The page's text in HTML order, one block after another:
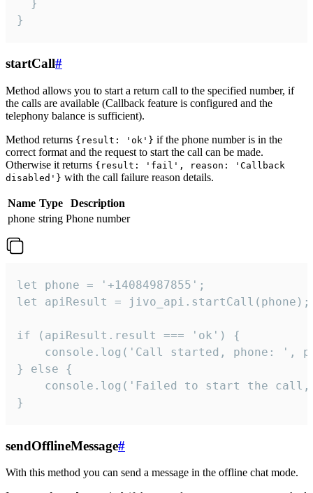
  }
}
startCall#
Method allows you to start a return call to the specified number, if
the calls are available (Callback feature is configured and the
telephony balance is sufficient).
Method returns {result: 'ok'} if the phone number is in the
correct format and the request to start the call can be made.
Otherwise it returns {result: 'fail', reason: 'Callback
disabled'} with the call failure reason details.
Name Type
Description
phone string Phone number
let phone = '+14084987855';
let apiResult = jivo_api.startCall(phone);
if (apiResult.result === 'ok') {
console.log('Call started, phone: ',
} else {
console.log('Failed to start the
}
sendOfflineMessage#
With this method you can send a message in the offline chat mode.